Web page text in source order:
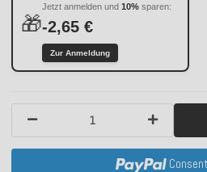
🎁
Jetzt anmelden und 10% sparen:
-2,65 €
Zur Anmeldung